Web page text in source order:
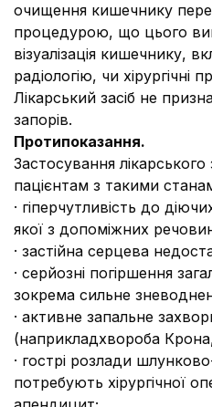
очищення кишечнику
процедурою, що цього
візуалізація кишечнику,
радіологію, чи хірургічні
Лікарський засіб не
запорів.
Протипоказання.
Застосування
пацієнтам з такими
· гіперчутливість до
якої з допоміжних
· застійна серцева
· серйозні погіршення
зокрема сильне
· активне запальне
(наприкладхвороба
· гострі розлади
потребують хірургічної